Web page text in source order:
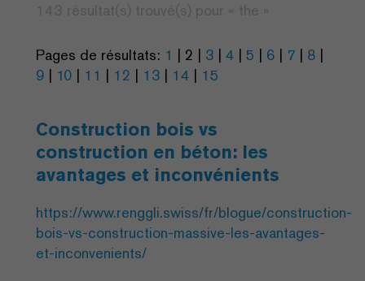
Pages de résultats: 1 | 2 | 3 | 4 | 5 | 6 | 7 | 8 |
9 | 10 | 11 | 12 | 13 | 14 | 15
Construction bois vs
construction en béton: les
avantages et inconvénients
https://www.renggli.swiss/fr/blogue/construction-
bois-vs-construction-massive-les-avantages-
et-inconvenients/